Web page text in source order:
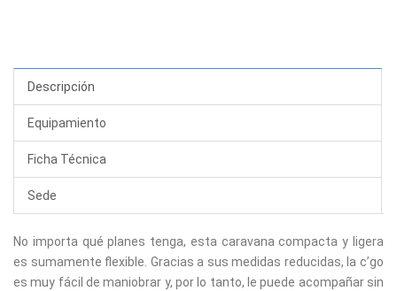
Descripción
Equipamiento
Ficha Técnica
Sede
No importa qué planes tenga, esta caravana compacta y ligera
es sumamente flexible. Gracias a sus medidas reducidas, la c’go
es muy fácil de maniobrar y, por lo tanto, le puede acompañar sin